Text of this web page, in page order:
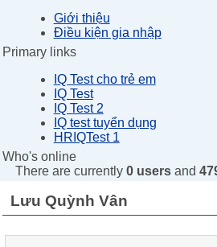
Giới thiệu
Điều kiện gia nhập
Primary links
IQ Test cho trẻ em
IQ Test
IQ Test 2
IQ test tuyển dụng
HRIQTest 1
Who's online
There are currently 0 usersand
Lưu Quỳnh Vân